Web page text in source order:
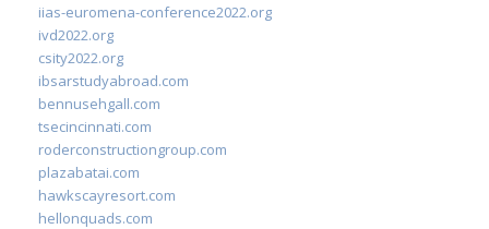
iias-euromena-conference2022.org
ivd2022.org
csity2022.org
ibsarstudyabroad.com
bennusehgall.com
tsecincinnati.com
roderconstructiongroup.com
plazabatai.com
hawkscayresort.com
hellonquads.com